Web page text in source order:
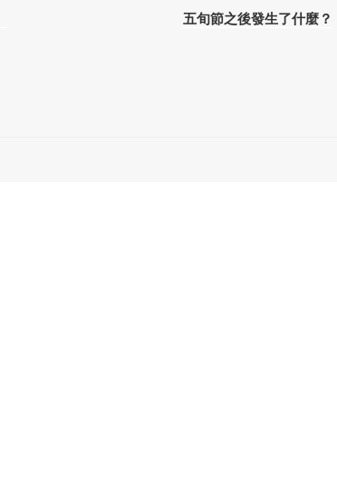
五旬節之後發生了什麼？